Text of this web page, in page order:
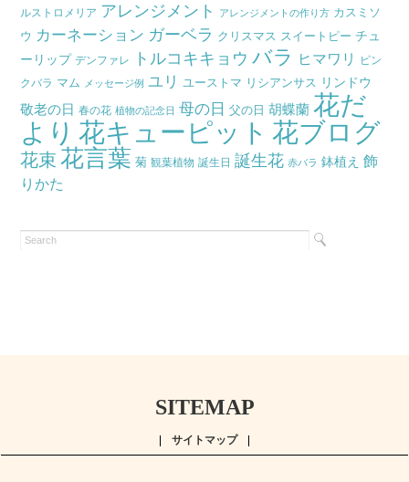
ルストロメリア アレンジメント アレンジメントの作り方 カスミソ
ウ カーネーション ガーベラ クリスマス スイートピー チュ
ーリップ デンファレ トルコキキョウ バラ ヒマワリ
ピン
クバラ マム メッセージ例 ユリ ユーストマ リシアンサス リンドウ
敬老の日 春の花 植物の記念日 母の日 父の日 胡蝶蘭 花だ
より 花キューピット 花ブログ
花束 花言葉 菊 観葉植物 誕生日 誕生花 赤バラ 鉢植え 飾
りかた
SITEMAP
サイトマップ